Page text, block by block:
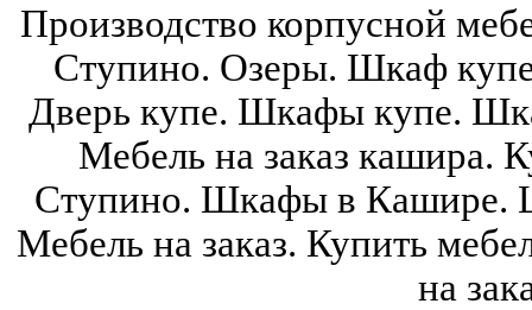
Производство корпусной
Ступино. Озеры. Шкаф
Дверь купе. Шкафы купе.
Мебель на заказ кашира.
Ступино. Шкафы в Кашире.
Мебель на заказ. Купить
на